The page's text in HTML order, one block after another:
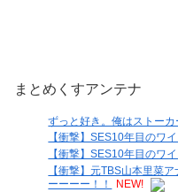
まとめくすアンテナ
ずっと好き。俺はストーカ
【衝撃】SES10年目のワ
【衝撃】SES10年目のワ
【衝撃】元TBS山本里菜
ーーーー！！
NEW!